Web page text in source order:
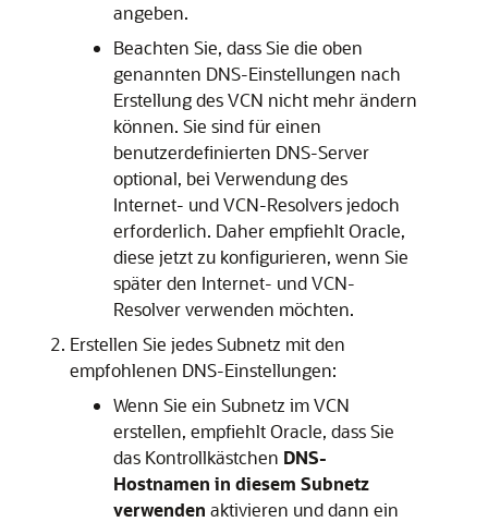
angeben.
Beachten Sie, dass Sie die oben
genannten DNS-Einstellungen nach
Erstellung des VCN nicht mehr ändern
können. Sie sind für einen
benutzerdefinierten DNS-Server
optional, bei Verwendung des
Internet- und VCN-Resolvers jedoch
erforderlich. Daher empfiehlt Oracle,
diese jetzt zu konfigurieren, wenn Sie
später den Internet- und VCN-
Resolver verwenden möchten.
Erstellen Sie jedes Subnetz mit den
empfohlenen DNS-Einstellungen:
Wenn Sie ein Subnetz im VCN
erstellen, empfiehlt Oracle, dass Sie
das Kontrollkästchen DNS-
Hostnamen in diesem Subnetz
verwenden aktivieren und dann ein